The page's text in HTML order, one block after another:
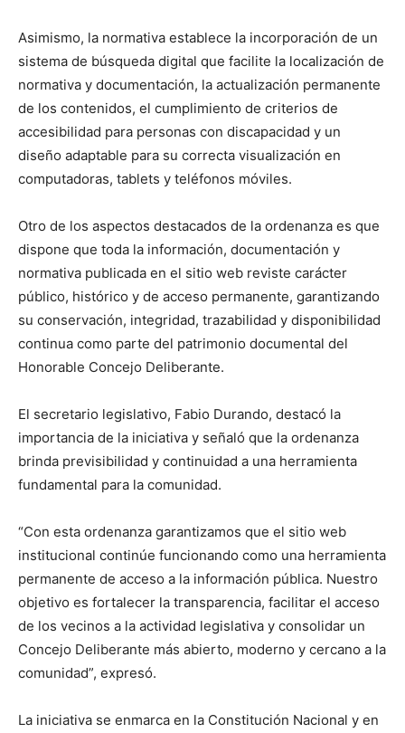
Asimismo, la normativa establece la incorporación de un
sistema de búsqueda digital que facilite la localización de
normativa y documentación, la actualización permanente
de los contenidos, el cumplimiento de criterios de
accesibilidad para personas con discapacidad y un
diseño adaptable para su correcta visualización en
computadoras, tablets y teléfonos móviles.
Otro de los aspectos destacados de la ordenanza es que
dispone que toda la información, documentación y
normativa publicada en el sitio web reviste carácter
público, histórico y de acceso permanente, garantizando
su conservación, integridad, trazabilidad y disponibilidad
continua como parte del patrimonio documental del
Honorable Concejo Deliberante.
El secretario legislativo, Fabio Durando, destacó la
importancia de la iniciativa y señaló que la ordenanza
brinda previsibilidad y continuidad a una herramienta
fundamental para la comunidad.
“Con esta ordenanza garantizamos que el sitio web
institucional continúe funcionando como una herramienta
permanente de acceso a la información pública. Nuestro
objetivo es fortalecer la transparencia, facilitar el acceso
de los vecinos a la actividad legislativa y consolidar un
Concejo Deliberante más abierto, moderno y cercano a la
comunidad”, expresó.
La iniciativa se enmarca en la Constitución Nacional y en